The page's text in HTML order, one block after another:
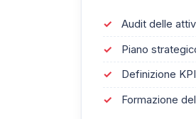
Audit delle
Piano
Definizione
Formazione